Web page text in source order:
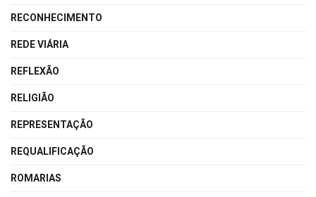
RECONHECIMENTO
REDE VIÁRIA
REFLEXÃO
RELIGIÃO
REPRESENTAÇÃO
REQUALIFICAÇÃO
ROMARIAS